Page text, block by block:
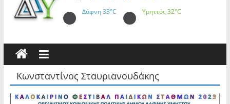
Δάφνη33°C Υμηττός32°C
Κωνσταντίνος Σταυριανουδάκης